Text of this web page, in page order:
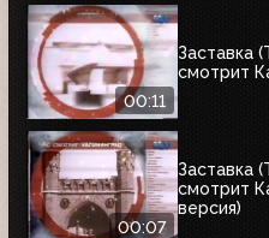
00:11
Заставка
смотрит
00:07
Заставка
смотрит
версия)